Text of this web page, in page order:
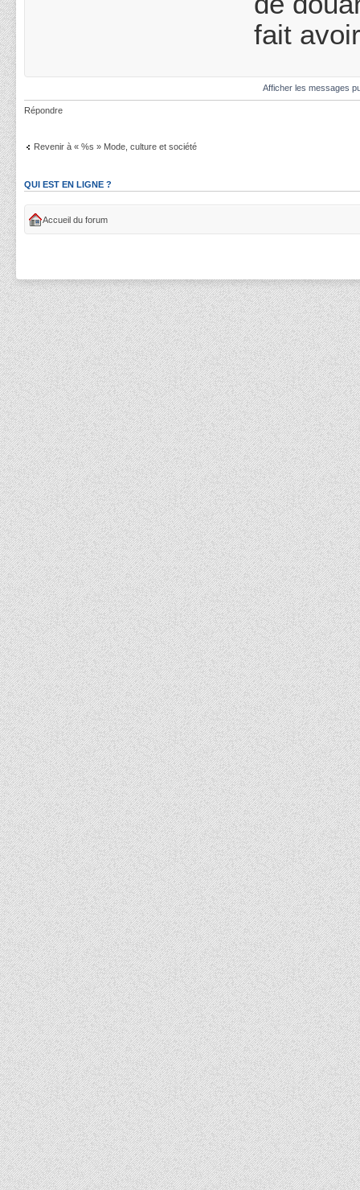
fait
Afficher les messages
Répondre
Revenir à « %s » Mode, culture et société
QUI EST EN LIGNE ?
Accueil du forum